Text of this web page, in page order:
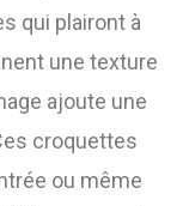
qui plairont à
une texture
ajoute une
croquettes
ou même